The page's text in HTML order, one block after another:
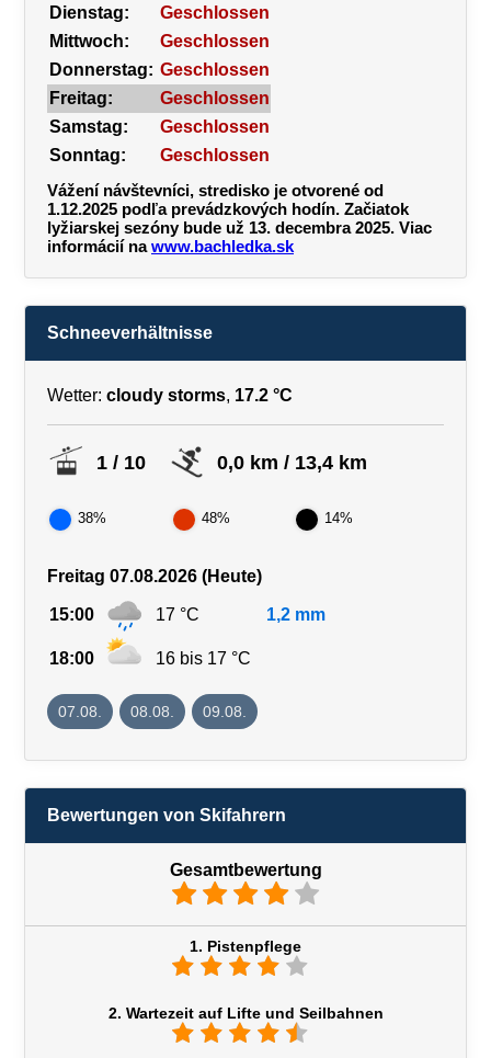
Dienstag:
Geschlossen
Mittwoch:
Geschlossen
Donnerstag: Geschlossen
Freitag:
Geschlossen
Samstag:
Geschlossen
Sonntag:
Geschlossen
Vážení návštevníci, stredisko je otvorené od
1.12.2025 podľa prevádzkových hodín. Začiatok
lyžiarskej sezóny bude už 13. decembra 2025. Viac
informácií nawww.bachledka.sk
Schneeverhältnisse
Wetter: cloudy storms, 17.2 °C
1 / 10 0,0 km / 13,4 km
38% 48% 14%
Freitag 07.08.2026 (Heute)
15:00 17 °C 1,2 mm
18:00 16 bis 17 °C
07.08. 08.08. 09.08.
Bewertungen von Skifahrern
Gesamtbewertung
1. Pistenpflege
2. Wartezeit auf Lifte und Seilbahnen